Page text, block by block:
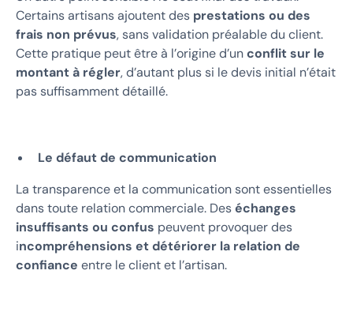
Certains artisans ajoutent des prestations ou des
frais non prévus, sans validation préalable du client.
Cette pratique peut être à l’origine d’unconflit sur le
montant à régler, d’autant plus si le devis initial n’était
pas suffisamment détaillé.
Le défaut de communication
La transparence et la communication sont essentielles
dans toute relation commerciale. Deséchanges
insuffisants ou confus peuvent provoquer des
incompréhensions et détériorer la relation de
confiance entre le client et l’artisan.